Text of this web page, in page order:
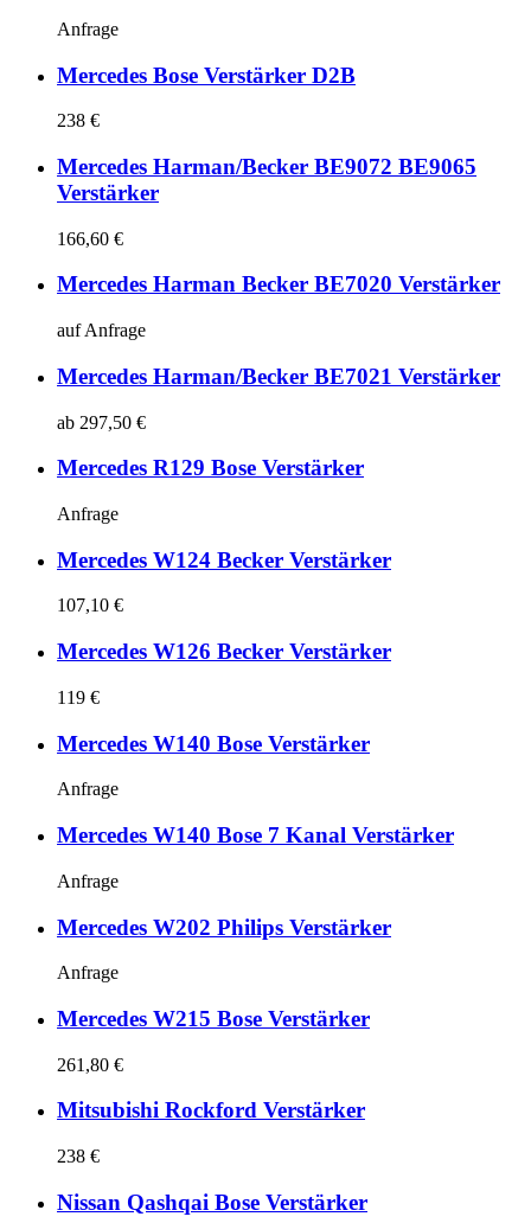
Anfrage
Mercedes Bose Verstärker D2B
238 €
Mercedes Harman/Becker BE9072 BE9065
Verstärker
166,60 €
Mercedes Harman Becker BE7020 Verstärker
auf Anfrage
Mercedes Harman/Becker BE7021 Verstärker
ab 297,50 €
Mercedes R129 Bose Verstärker
Anfrage
Mercedes W124 Becker Verstärker
107,10 €
Mercedes W126 Becker Verstärker
119 €
Mercedes W140 Bose Verstärker
Anfrage
Mercedes W140 Bose 7 Kanal Verstärker
Anfrage
Mercedes W202 Philips Verstärker
Anfrage
Mercedes W215 Bose Verstärker
261,80 €
Mitsubishi Rockford Verstärker
238 €
Nissan Qashqai Bose Verstärker